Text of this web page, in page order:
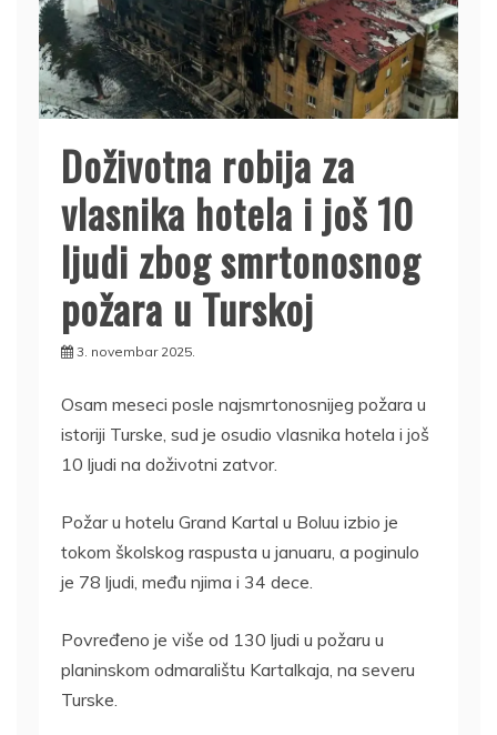
Doživotna robija za
vlasnika hotela i još 10
ljudi zbog smrtonosnog
požara u Turskoj
3. novembar 2025.
Osam meseci posle najsmrtonosnijeg požara u
istoriji Turske, sud je osudio vlasnika hotela i još
10 ljudi na doživotni zatvor.
Požar u hotelu Grand Kartal u Boluu izbio je
tokom školskog raspusta u januaru, a poginulo
je 78 ljudi, među njima i 34 dece.
Povređeno je više od 130 ljudi u požaru u
planinskom odmaralištu Kartalkaja, na severu
Turske.